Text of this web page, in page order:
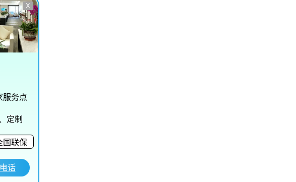
X
服务点
定制
国联保
话